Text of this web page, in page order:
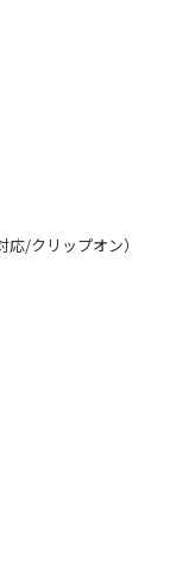
/クリップオン）